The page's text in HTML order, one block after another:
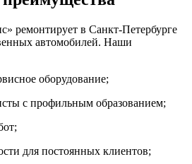
ремонтирует в Санкт-Петербурге
автомобилей. Наши
оборудование;
с профильным образованием;
для постоянных клиентов;